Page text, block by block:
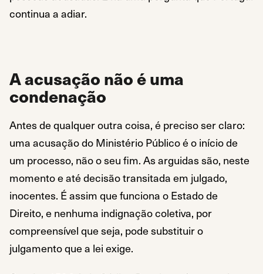
continua a adiar.
A acusação não é uma
condenação
Antes de qualquer outra coisa, é preciso ser claro:
uma acusação do Ministério Público é o início de
um processo, não o seu fim. As arguidas são, neste
momento e até decisão transitada em julgado,
inocentes. É assim que funciona o Estado de
Direito, e nenhuma indignação coletiva, por
compreensível que seja, pode substituir o
julgamento que a lei exige.